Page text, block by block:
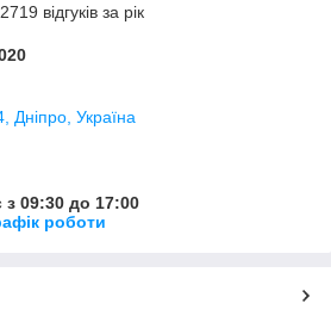
відгуків за рік
Дніпро, Україна
09:30 до 17:00
роботи